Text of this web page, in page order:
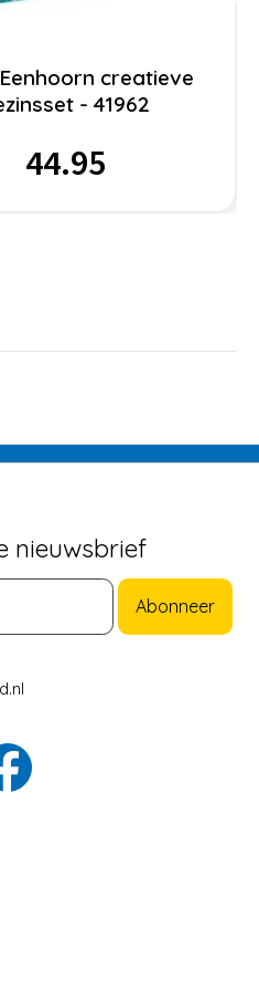
creatieve
- 41962
44.95
nieuwsbrief
Abonneer